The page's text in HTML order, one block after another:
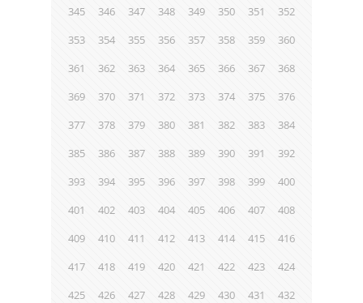
345
346 347 348 349 350 351
352
353
354 355 356 357 358 359
360
361
362 363 364 365 366 367
368
369
370 371 372 373 374 375
376
377
378 379 380 381 382 383
384
385
386 387 388 389 390 391
392
393
394 395 396 397 398 399
400
401
402 403 404 405 406 407
408
409
410 411 412 413 414 415
416
417
418 419 420 421 422 423
424
425
426 427 428 429 430 431
432